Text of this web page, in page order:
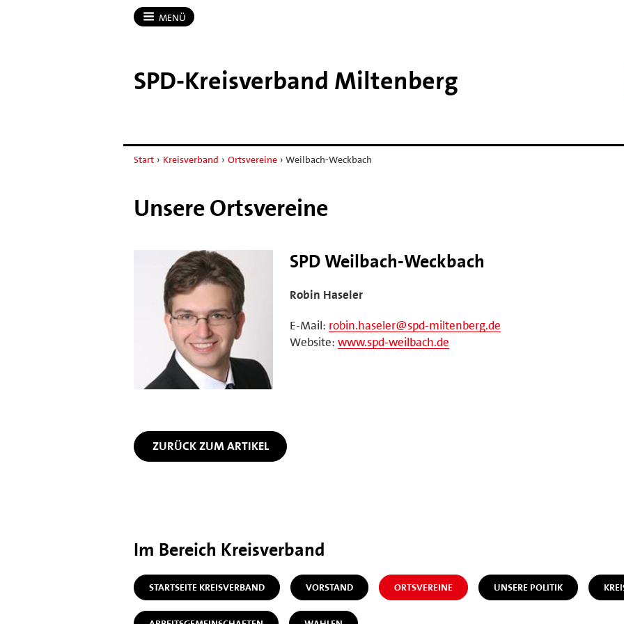
MENÜ
SPD-​Kreisverband Miltenberg
Start › Kreisverband › Ortsvereine › Weilbach-Weckbach
Unsere Ortsvereine
SPD Weilbach-Weckbach
Robin Haseler
E-Mail: robin.haseler@spd-miltenberg.de
Website: www.spd-weilbach.de
ZURÜCK ZUM ARTIKEL
Im Bereich Kreisverband
STARTSEITE KREISVERBAND VORSTAND ORTSVEREINE UNSERE POLITIK